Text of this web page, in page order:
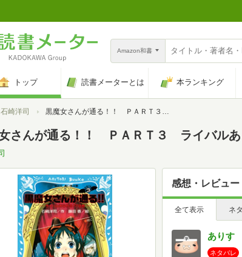
Amazon和書
トップ 読書メーターとは 本ランキング
石崎洋司 黒魔女さんが通る！！ ＰＡＲＴ３ ライバルあらわる！？の巻 (講談社青い鳥文庫)
さんが通る！！ ＰＡＲＴ３ ライバル
感想・レビュー
全て表示 ネ
ありす
ネタバレ